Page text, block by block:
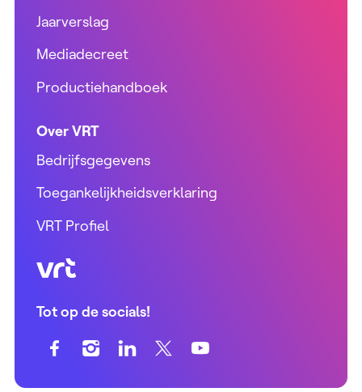
Jaarverslag
Mediadecreet
Productiehandboek
Over VRT
Bedrijfsgegevens
Toegankelijkheidsverklaring
VRT Profiel
VRT (home)
Tot op de socials!